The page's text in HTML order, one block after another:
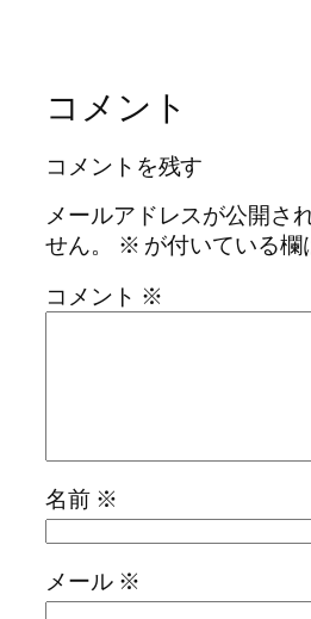
コメント
コメントを残す
メールアドレスが公開さ
せん。
※ が付いている欄
コメント ※
名前 ※
メール ※